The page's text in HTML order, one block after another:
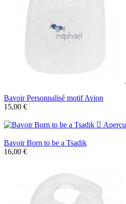
Bavoir Personnalisé motif Avion
15,00 €
 Aperçu
Bavoir Born to be a Tsadik
16,00 €